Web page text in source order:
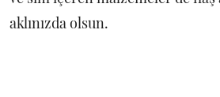
aklınızda olsun.